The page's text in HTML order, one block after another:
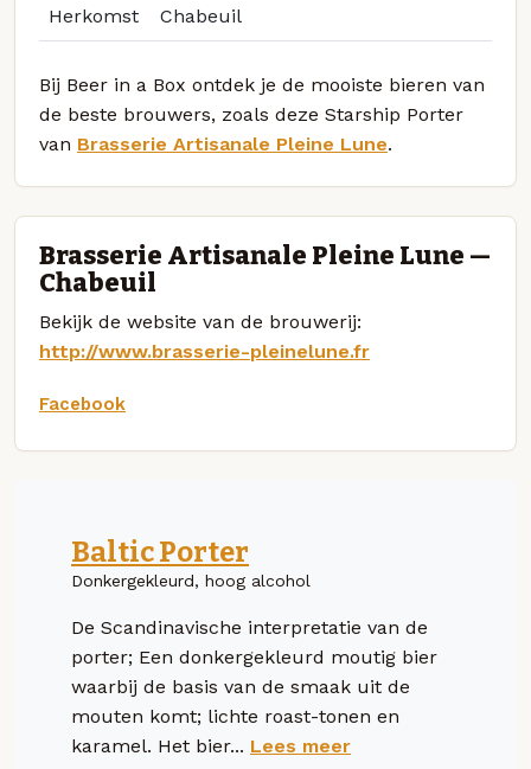
Herkomst Chabeuil
Bij Beer in a Box ontdek je de mooiste bieren van
de beste brouwers, zoals deze Starship Porter
van Brasserie Artisanale Pleine Lune.
Brasserie Artisanale Pleine Lune —
Chabeuil
Bekijk de website van de brouwerij:
http://www.brasserie-pleinelune.fr
Facebook
Baltic Porter
Donkergekleurd, hoog alcohol
De Scandinavische interpretatie van de
porter; Een donkergekleurd moutig bier
waarbij de basis van de smaak uit de
mouten komt; lichte roast-tonen en
karamel. Het bier... Lees meer